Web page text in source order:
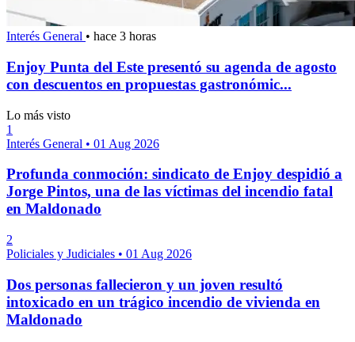
Interés General • hace 3 horas
Enjoy Punta del Este presentó su agenda de agosto
con descuentos en propuestas gastronómic...
Lo más visto
1
Interés General • 01 Aug 2026
Profunda conmoción: sindicato de Enjoy despidió a
Jorge Pintos, una de las víctimas del incendio fatal
en Maldonado
2
Policiales y Judiciales • 01 Aug 2026
Dos personas fallecieron y un joven resultó
intoxicado en un trágico incendio de vivienda en
Maldonado